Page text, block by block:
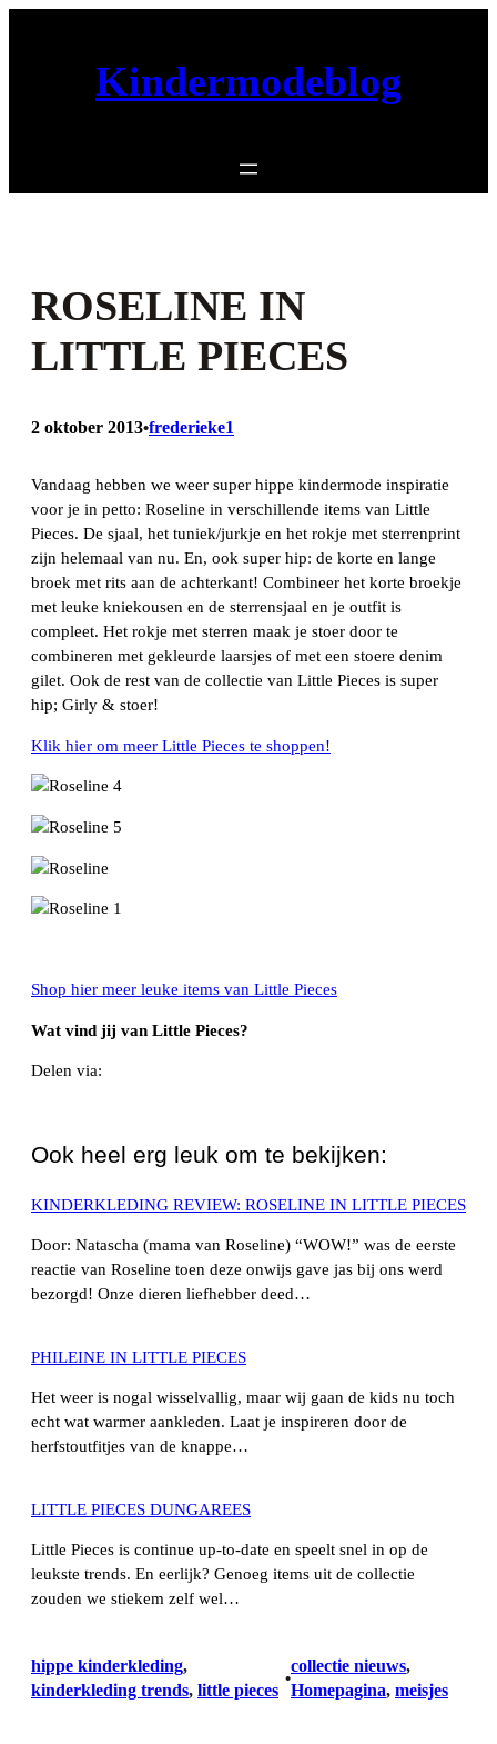
Kindermodeblog
ROSELINE IN
LITTLE PIECES
2 oktober 2013•frederieke1
Vandaag hebben we weer super hippe kindermode inspiratie
voor je in petto: Roseline in verschillende items van Little
Pieces. De sjaal, het tuniek/jurkje en het rokje met sterrenprint
zijn helemaal van nu. En, ook super hip: de korte en lange
broek met rits aan de achterkant! Combineer het korte broekje
met leuke kniekousen en de sterrensjaal en je outfit is
compleet. Het rokje met sterren maak je stoer door te
combineren met gekleurde laarsjes of met een stoere denim
gilet. Ook de rest van de collectie van Little Pieces is super
hip; Girly & stoer!
Klik hier om meer Little Pieces te shoppen!
Shop hier meer leuke items van Little Pieces
Wat vind jij van Little Pieces?
Delen via:
Ook heel erg leuk om te bekijken:
KINDERKLEDING REVIEW: ROSELINE IN LITTLE PIECES
Door: Natascha (mama van Roseline) “WOW!” was de eerste
reactie van Roseline toen deze onwijs gave jas bij ons werd
bezorgd! Onze dieren liefhebber deed…
PHILEINE IN LITTLE PIECES
Het weer is nogal wisselvallig, maar wij gaan de kids nu toch
echt wat warmer aankleden. Laat je inspireren door de
herfstoutfitjes van de knappe…
LITTLE PIECES DUNGAREES
Little Pieces is continue up-to-date en speelt snel in op de
leukste trends. En eerlijk? Genoeg items uit de collectie
zouden we stiekem zelf wel…
hippe kinderkleding
kinderkleding trends, little pieces
•
collectie nieuws ,
Homepagina, meisjes